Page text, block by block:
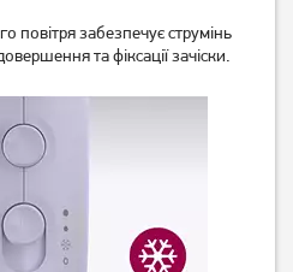
1 349грн
забезпечує струмінь
та фіксації зачіски.